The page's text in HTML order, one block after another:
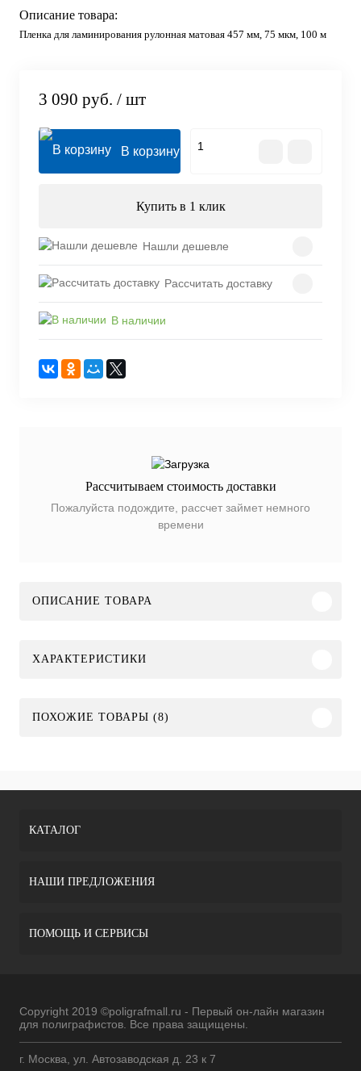
Описание товара:
Пленка для ламинирования рулонная матовая 457 мм, 75 мкм, 100 м
3 090 руб. / шт
В корзину
Купить в 1 клик
Нашли дешевле
Рассчитать доставку
В наличии
Рассчитываем стоимость доставки
Пожалуйста подождите, рассчет займет немного
времени
ОПИСАНИЕ ТОВАРА
ХАРАКТЕРИСТИКИ
ПОХОЖИЕ ТОВАРЫ (8)
КАТАЛОГ
НАШИ ПРЕДЛОЖЕНИЯ
ПОМОЩЬ И СЕРВИСЫ
Copyright 2019 ©poligrafmall.ru - Первый он-лайн магазин
для полиграфистов. Все права защищены.
г. Москва, ул. Автозаводская д. 23 к 7